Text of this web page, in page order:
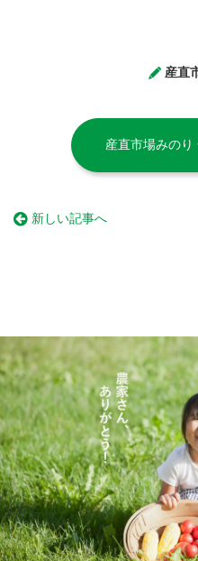
産直
産直市場みの
新しい記事へ